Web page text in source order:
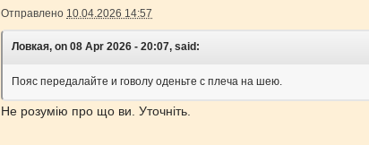
Отправлено 10.04.2026 14:57
Ловкая, on 08 Apr 2026 - 20:07, said:
Пояс передалайте и говолу оденьте с плеча на шею.
Не розумію про що ви. Уточніть.